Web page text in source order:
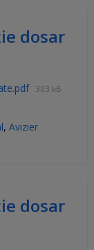
dosar
303 kB
, Avizier
dosar